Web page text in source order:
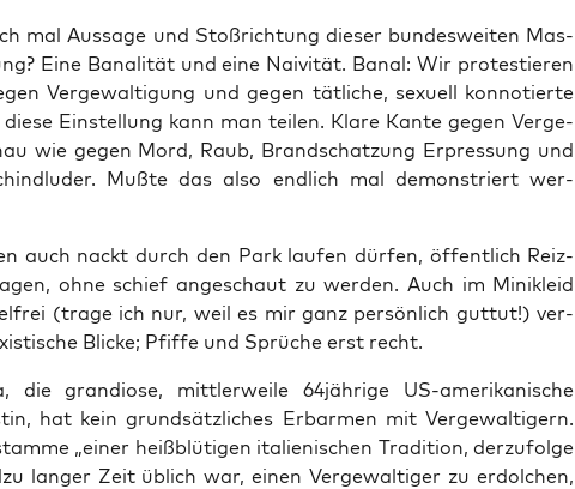
mal Aus­sa­ge und Stoß­rich­tung die­ser bun­des­wei­ten Mas­
Eine Bana­li­tät und eine Nai­vi­tät. Banal: Wir pro­tes­tie­ren
Ver­ge­wal­ti­gung und gegen tät­li­che, sexu­ell kon­no­tier­te
Ein­stel­lung kann man tei­len. Kla­re Kan­te gegen Ver­ge­
wie gegen Mord, Raub, Brand­schat­zung Erpres­sung und
Muß­te das also end­lich mal demons­triert wer­
auch nackt durch den Park lau­fen dür­fen, öffent­lich Reiz­
ohne schief ange­schaut zu wer­den. Auch im Mini­kleid
(tra­ge ich nur, weil es mir ganz per­sön­lich gut­tut!) ver­
Bli­cke; Pfif­fe und Sprü­che erst recht.
die gran­dio­se, mitt­ler­wei­le 64jährige US-ame­ri­ka­ni­sche
hat kein grund­sätz­li­ches Erbar­men mit Ver­ge­wal­ti­gern.
„einer heiß­blü­ti­gen ita­lie­ni­schen Tra­di­ti­on, der­zu­fol­ge
lan­ger Zeit üblich war, einen Ver­ge­wal­ti­ger zu erdol­chen,